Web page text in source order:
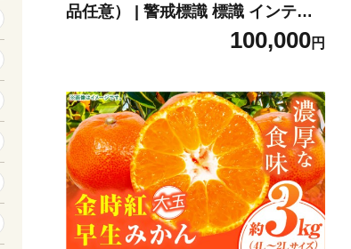
品任意） | 警戒標識 標識 インテリ
ア 室内 置物 卓上サイズ 教材 ミニ
ユニーク リアル 雑貨 プレゼント 交
100,000円